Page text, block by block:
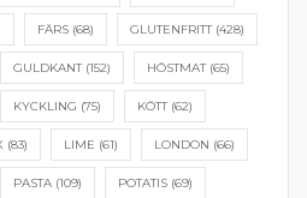
FÄRS(68) GLUTENFRITT(428)
GULDKANT(152) HÖSTMAT(65)
KYCKLING (75) KÖTT(62)
(83) LIME (61) LONDON (66)
PASTA(109) POTATIS(69)